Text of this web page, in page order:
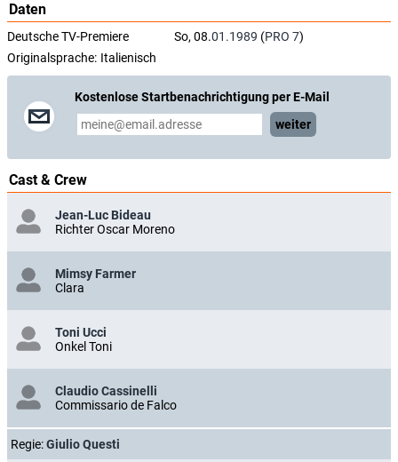
Daten
Deutsche TV-Premiere So, 08.01.1989 (PRO 7)
Originalsprache: Italienisch
Kostenlose Startbenachrichtigung per E-Mail
weiter
Cast & Crew
Jean-Luc Bideau
Richter Oscar Moreno
Mimsy Farmer
Clara
Toni Ucci
Onkel Toni
Claudio Cassinelli
Commissario de Falco
Regie:Giulio Questi